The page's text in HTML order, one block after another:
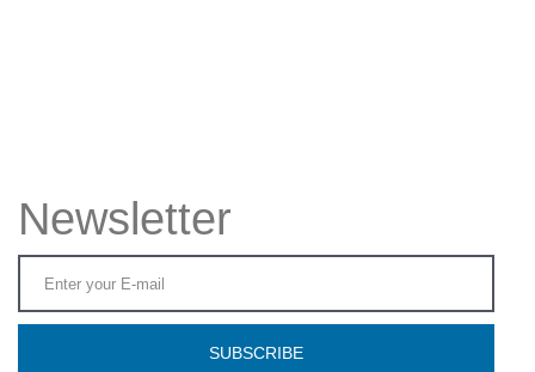
Newsletter
SUBSCRIBE